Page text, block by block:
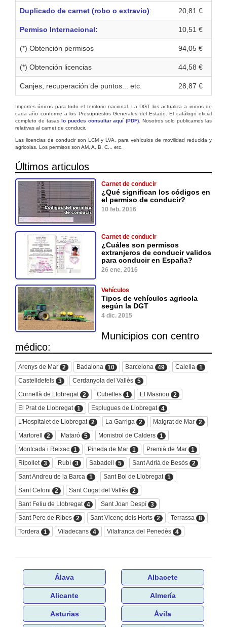
Duplicado de carnet (robo o extravio): 20,81 €
Permiso Internacional: 10,51 €
(*) Obtención permisos 94,05 €
(*) Obtención licencias 44,58 €
Canjes, recuperación de puntos... etc. 28,87 €
Importes únicos para todo el territorio nacional. La DGT los actualiza a inicios de
cada año conforme a los Presupuestos Generales del Estado. El catálogo oficial
completo de tasas lo puedes consultar aquí (PDF) . Nosotros solo publicamos las
relativas al carnet de conducir.
Las licencias de conducir son LCM y LVA, para vehículos de movilidad reducida y
agricolas. Los permisos son AM, A, B, C... etc.
Últimos articulos
Carnet de conducir
¿Qué significan los códigos en
el permiso de conducir?
10 feb. 2016
Carnet de conducir
¿Cuáles son permisos
extranjeros de conducir validos
para conducir en España?
26 ene. 2016
Vehículos
Tipos de vehículos agricola
según la DGT
4 dic. 2015
Municipios con centro
médico:
Arenys de Mar 2 Badalona 10 Barcelona 49 Calella
1
Castelldefels 3 Cerdanyola del Vallès 5
Cornellà de Llobregat 2 Cubelles 1 El Masnou
2
El Prat de Llobregat 1 Esplugues de Llobregat 4
L'Hospitalet de Llobregat 2 La Garriga 2 Malgrat de Mar 2
Martorell
2 Mataró 5 Monistrol de Calders 1
Montcada i Reixac 1 Pineda de Mar 1 Premià de Mar 1
Ripollet 3 Rubí 3 Sabadell 5 Sant Adrià de Besòs 2
Sant Andreu de la Barca
1 Sant Boi de Llobregat 1
Sant Celoni
2 Sant Cugat del Vallès 2
Sant Feliu de Llobregat 4 Sant Joan Despí 3
Sant Pere de Ribes 2 Sant Vicenç dels Horts 2 Terrassa
8
Tordera
1 Viladecans 4 Vilafranca del Penedès 4
Álava Albacete
Alicante Almería
Asturias Ávila